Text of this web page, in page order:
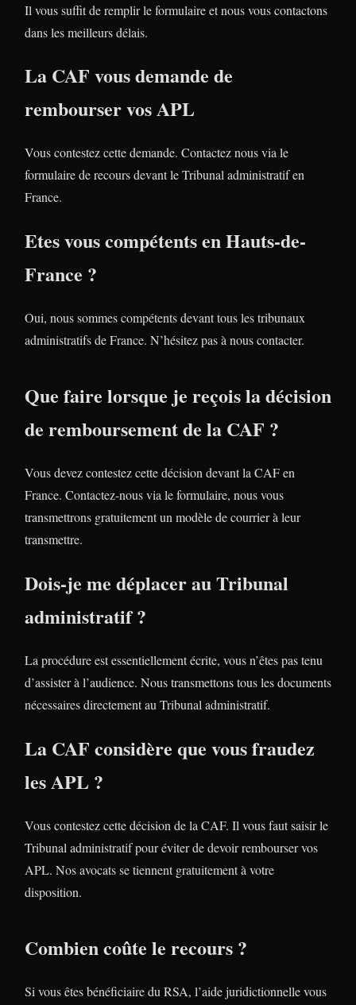
Il vous suffit de remplir le formulaire et nous vous contactons
dans les meilleurs délais.
La CAF vous demande de
rembourser vos APL
Vous contestez cette demande. Contactez nous via le
formulaire de recours devant le Tribunal administratif en
France.
Etes vous compétents en Hauts-de-
France ?
Oui, nous sommes compétents devant tous les tribunaux
administratifs de France. N’hésitez pas à nous contacter.
Que faire lorsque je reçois la décision
de remboursement de la CAF ?
Vous devez contestez cette décision devant la CAF en
France. Contactez-nous via le formulaire, nous vous
transmettrons gratuitement un modèle de courrier à leur
transmettre.
Dois-je me déplacer au Tribunal
administratif ?
La procédure est essentiellement écrite, vous n’êtes pas tenu
d’assister à l’audience. Nous transmettons tous les documents
nécessaires directement au Tribunal administratif.
La CAF considère que vous fraudez
les APL ?
Vous contestez cette décision de la CAF. Il vous faut saisir le
Tribunal administratif pour éviter de devoir rembourser vos
APL. Nos avocats se tiennent gratuitement à votre
disposition.
Combien coûte le recours ?
Si vous êtes bénéficiaire du RSA, l’aide juridictionnelle vous